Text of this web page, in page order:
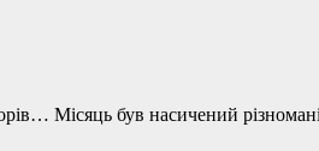
Місяць був насичений